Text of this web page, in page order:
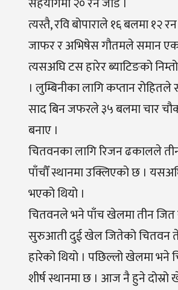
त्यस्तै, रवि बोपाराले १६ बलमा १२
जाफर र अभिषेस गौतमले समान
त्यसअघि टस हारेर ब्याटिङको
। लुम्बिनीका लागि कप्तान
साद बिन जफरले ३५ बलमा चार
बनाए ।
चितवनका लागि रिजन ढकालले
पाँचौँ स्थानमा उक्लिएको छ ।
भएको थियो ।
चितवनले भने पाँच खेलमा तीन जित
सुरुआती दुई खेल जितेको चितवन
हारेको थियो । पछिल्लो खेलमा
शीर्ष स्थानमा छ । आज नै हुने